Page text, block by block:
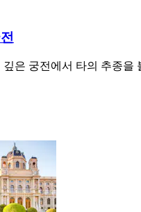
깊은 궁전에서 타의 추종을